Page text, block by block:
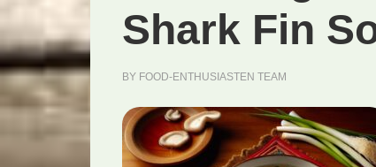
Shark Fin
BY FOOD-ENTHUSIASTEN TEAM